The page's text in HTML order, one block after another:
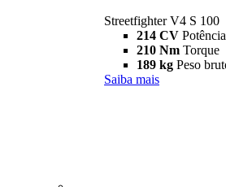
Streetfighter V4 S 100
214 CV Potência
210 Nm Torque
189 kg Peso
Saiba mais